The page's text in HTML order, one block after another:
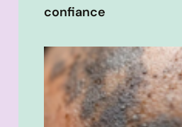
confiance